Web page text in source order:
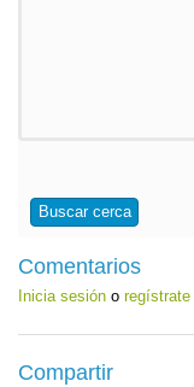
Buscar cerca
Comentarios
Inicia sesión o regístrate
Compartir